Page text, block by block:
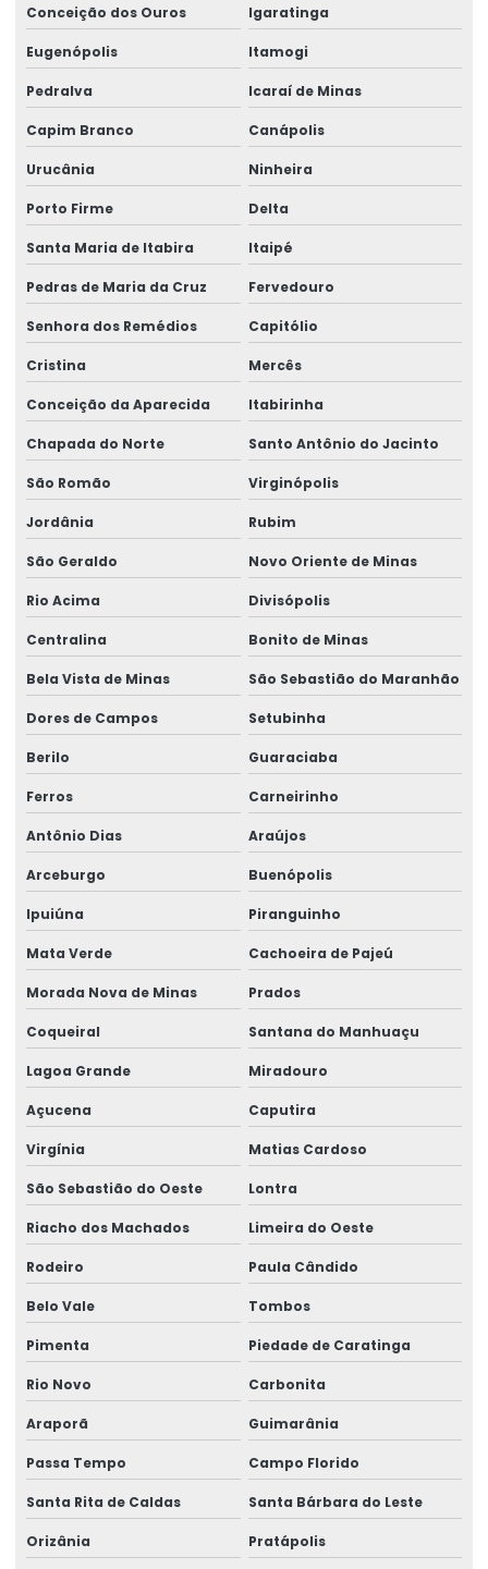
Conceição dos Ouros Igaratinga
Eugenópolis Itamogi
Pedralva Icaraí de Minas
Capim Branco Canápolis
Urucânia Ninheira
Porto Firme Delta
Santa Maria de Itabira Itaipé
Pedras de Maria da Cruz Fervedouro
Senhora dos Remédios Capitólio
Cristina Mercês
Conceição da Aparecida Itabirinha
Chapada do Norte Santo Antônio do Jacinto
São Romão Virginópolis
Jordânia Rubim
São Geraldo Novo Oriente de Minas
Rio Acima Divisópolis
Centralina Bonito de Minas
Bela Vista de Minas São Sebastião do Maranhão
Dores de Campos Setubinha
Berilo Guaraciaba
Ferros Carneirinho
Antônio Dias Araújos
Arceburgo Buenópolis
Ipuiúna Piranguinho
Mata Verde Cachoeira de Pajeú
Morada Nova de Minas Prados
Coqueiral Santana do Manhuaçu
Lagoa Grande Miradouro
Açucena Caputira
Virgínia Matias Cardoso
São Sebastião do Oeste Lontra
Riacho dos Machados Limeira do Oeste
Rodeiro Paula Cândido
Belo Vale Tombos
Pimenta Piedade de Caratinga
Rio Novo Carbonita
Araporã Guimarânia
Passa Tempo Campo Florido
Santa Rita de Caldas Santa Bárbara do Leste
Orizânia Pratápolis